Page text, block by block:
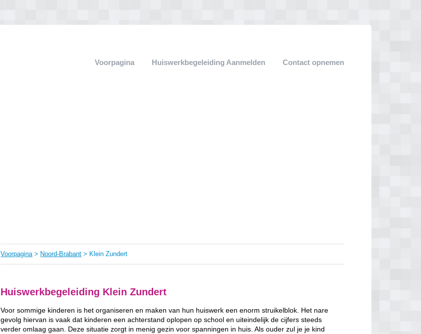
Voorpagina Huiswerkbegeleiding Aanmelden Contact opnemen
Voorpagina> Noord-Brabant > Klein Zundert
Huiswerkbegeleiding Klein Zundert
Voor sommige kinderen is het organiseren en maken van hun huiswerk een enorm struikelblok. Het nare
gevolg hiervan is vaak dat kinderen een achterstand oplopen op school en uiteindelijk de cijfers steeds
verder omlaag gaan. Deze situatie zorgt in menig gezin voor spanningen in huis. Als ouder zul je je kind